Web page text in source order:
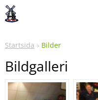
Startsida Bilder
Bildgalleri